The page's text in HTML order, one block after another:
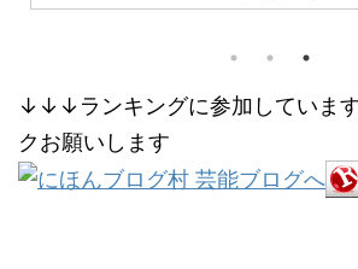
ってみました！ そしたら、中には仲良
ンとの関係は？ インスタでは、仲良さ
ット写真に映る2人を見つけました。
Instagram はこさ ...
↓↓↓ランキングに参加しています
クお願いします